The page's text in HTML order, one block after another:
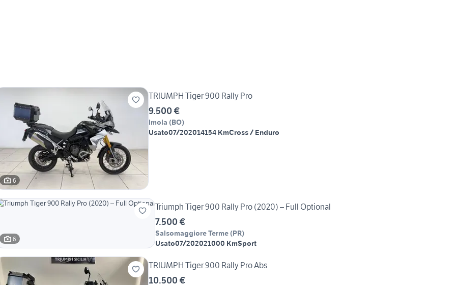
6
TRIUMPH Tiger 900 Rally Pro
9.500 €
Imola (BO)
Usato07/202014154 KmCross / Enduro
6
Triumph Tiger 900 Rally Pro (2020) – Full Optional
7.500 €
Salsomaggiore Terme (PR)
Usato07/202021000 KmSport
TRIUMPH Tiger 900 Rally Pro Abs
10.500 €